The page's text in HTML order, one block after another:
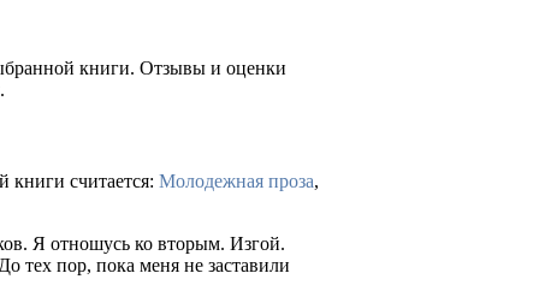
книги. Отзывы и оценки
книги считается: Молодежная проза,
Я отношусь ко вторым. Изгой.
тех пор, пока меня не заставили